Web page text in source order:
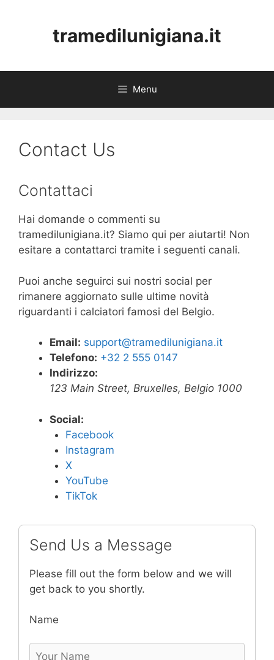
tramedilunigiana.it
Menu
Contact Us
Contattaci
Hai domande o commenti su
tramedilunigiana.it? Siamo qui per aiutarti! Non
esitare a contattarci tramite i seguenti canali.
Puoi anche seguirci sui nostri social per
rimanere aggiornato sulle ultime novità
riguardanti i calciatori famosi del Belgio.
Email: support@tramedilunigiana.it
Telefono: +32 2 555 0147
Indirizzo:
123 Main Street, Bruxelles, Belgio 1000
Social:
Facebook
Instagram
X
YouTube
TikTok
Send Us a Message
Please fill out the form below and we will
get back to you shortly.
Name